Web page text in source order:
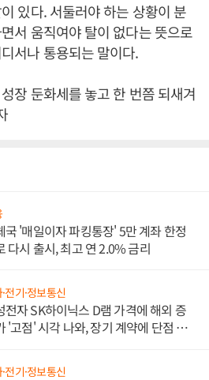
있다. 서둘러야 하는 상황이 분
서 움직여야 탈이 없다는 뜻으로
서나 통용되는 말이다.
장 둔화세를 놓고 한 번쯤 되새겨
국 '매일이자 파킹통장' 5만 계좌 한정
다시 출시, 최고 연 2.0% 금리
전기·정보통신
전자 SK하이닉스 D램 가격에 해외 증
'고점' 시각 나와, 장기 계약에 단점 부
전기·정보통신